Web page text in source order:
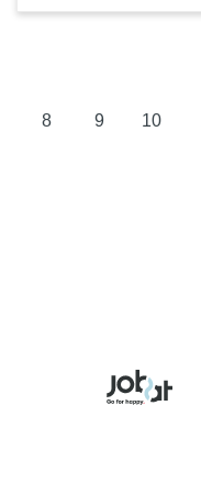
8 9 10